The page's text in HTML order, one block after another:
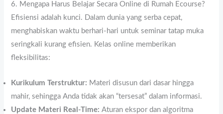
6. Mengapa Harus Belajar Secara Online di Rumah Ecourse?
Efisiensi adalah kunci. Dalam dunia yang serba cepat,
menghabiskan waktu berhari-hari untuk seminar tatap muka
seringkali kurang efisien. Kelas online memberikan
fleksibilitas:
Kurikulum Terstruktur: Materi disusun dari dasar hingga
mahir, sehingga Anda tidak akan “tersesat” dalam informasi.
Update Materi Real-Time: Aturan ekspor dan algoritma